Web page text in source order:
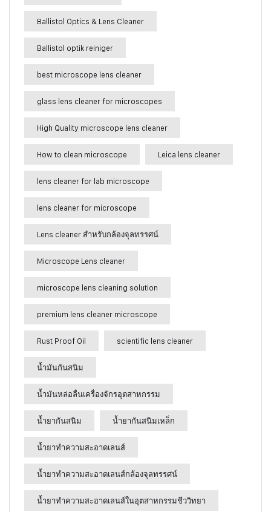
Ballistol Optics & Lens Cleaner
Ballistol optik reiniger
best microscope lens cleaner
glass lens cleaner for microscopes
High Quality microscope lens cleaner
How to clean microscope Leica lens cleaner
lens cleaner for lab microscope
lens cleaner for microscope
Lens cleaner สำหรับกล้องจุลทรรศน์
Microscope Lens cleaner
microscope lens cleaning solution
premium lens cleaner microscope
Rust Proof Oil scientific lens cleaner
น้ำมันกันสนิม
น้ำมันหล่อลื่นเครื่องจักรอุตสาหกรรม
น้ำยากันสนิม น้ำยากันสนิมเหล็ก
น้ำยาทำความสะอาดเลนส์
น้ำยาทำความสะอาดเลนส์กล้องจุลทรรศน์
น้ำยาทำความสะอาดเลนส์ในอุตสาหกรรมชีววิทยา